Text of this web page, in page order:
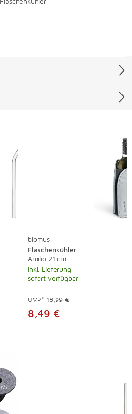
blomus
Flaschenkühler
Amilio 21 cm
inkl. Lieferung
sofort verfügbar
UVP* 18,99 €
8,49 €